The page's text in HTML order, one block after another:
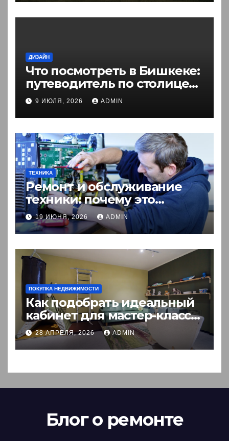
ДИЗАЙН
Что посмотреть в Бишкеке:
путеводитель по столице
Кыргызстана
9 ИЮЛЯ, 2026 ADMIN
ТЕХНИКА
Ремонт и обслуживание
техники: почему это
выгоднее покупки новой?
19 ИЮНЯ, 2026 ADMIN
ПОКУПКА НЕДВИЖИМОСТИ
Как подобрать идеальный
кабинет для мастер-класса:
пошаговый гид
28 АПРЕЛЯ, 2026 ADMIN
Блог о ремонте